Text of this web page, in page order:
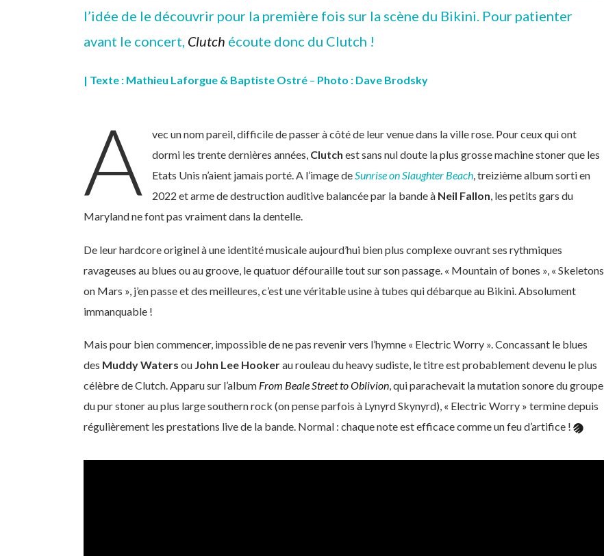
l’idée de le découvrir pour la première fois sur la scène du Bikini. Pour patienter
avant le concert, Clutch écoute donc du Clutch !
| Texte : Mathieu Laforgue & Baptiste Ostré – Photo : Dave Brodsky
A
vec un nom pareil, difficile de passer à côté de leur venue dans la ville rose. Pour ceux qui ont
dormi les trente dernières années, Clutch est sans nul doute la plus grosse machine stoner que les
Etats Unis n’aient jamais porté. A l’image deSunrise on Slaughter Beach, treizième album sorti en
2022 et arme de destruction auditive balancée par la bande à Neil Fallon, les petits gars du
Maryland ne font pas vraiment dans la dentelle.
De leur hardcore originel à une identité musicale aujourd’hui bien plus complexe ouvrant ses rythmiques
ravageuses au blues ou au groove, le quatuor défouraille tout sur son passage. « Mountain of bones », « Skeletons
on Mars », j’en passe et des meilleures, c’est une véritable usine à tubes qui débarque au Bikini. Absolument
immanquable !
Mais pour bien commencer, impossible de ne pas revenir vers l’hymne « Electric Worry ». Concassant le blues
des Muddy Waters ou John Lee Hookerau rouleau du heavy sudiste, le titre est probablement devenu le plus
célèbre de Clutch. Apparu sur l’album From Beale Street to Oblivion, qui parachevait la mutation sonore du groupe
du pur stoner au plus large southern rock (on pense parfois à Lynyrd Skynyrd), « Electric Worry » termine depuis
régulièrement les prestations live de la bande. Normal : chaque note est efficace comme un feu d’artifice !